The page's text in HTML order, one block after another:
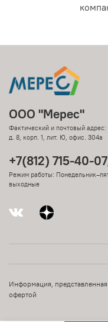
ООО "Мерес"
Фактический и почтовый адрес:
д. 8, корп. 1, лит. Ю, офис. 304а
+7(812) 715-40-
Режим работы:
выходные
Информация,
офертой